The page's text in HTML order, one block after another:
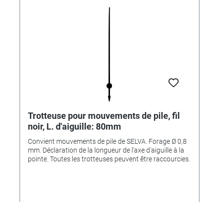
Trotteuse pour mouvements de pile, fil
noir, L. d'aiguille: 80mm
Convient mouvements de pile de SELVA. Forage Ø 0,8
mm. Déclaration de la longueur de l'axe d'aiguille à la
pointe. Toutes les trotteuses peuvent être raccourcies.